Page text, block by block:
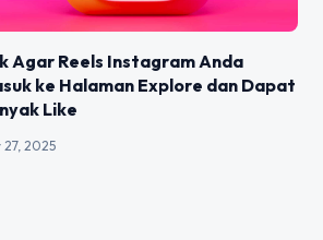
Agar Reels Instagram Anda
ke Halaman Explore dan Dapat
Like
27, 2025